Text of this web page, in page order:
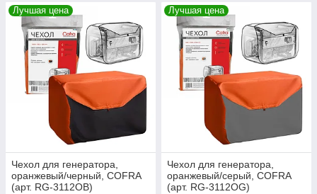
Лучшая цена
Чехол для генератора,
оранжевый/черный, COFRA
(арт. RG-3112OB)
Лучшая цена
Чехол для генератора,
оранжевый/серый, COFRA
(арт. RG-3112OG)